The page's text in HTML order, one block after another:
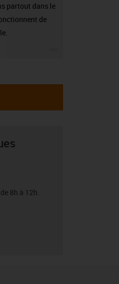
partout dans le
de
8h à 12h.